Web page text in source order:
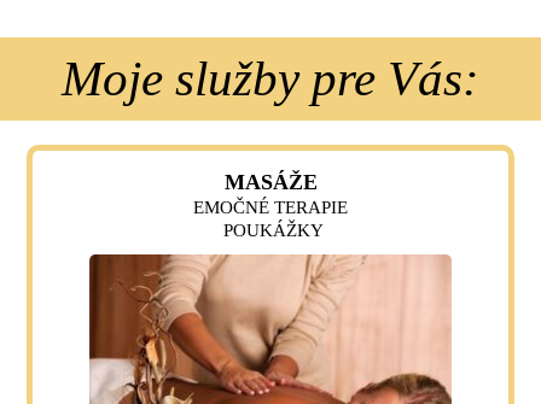
Moje služby pre Vás:
MASÁŽE
EMOČNÉ TERAPIE
POUKÁŽKY